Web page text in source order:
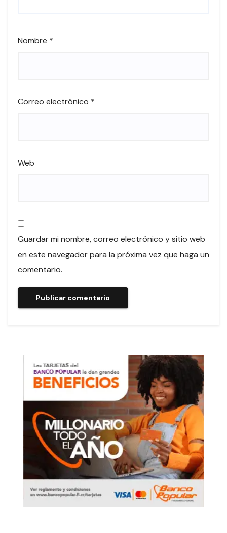
Nombre *
Correo electrónico *
Web
Guardar mi nombre, correo electrónico y sitio web
en este navegador para la próxima vez que haga un
comentario.